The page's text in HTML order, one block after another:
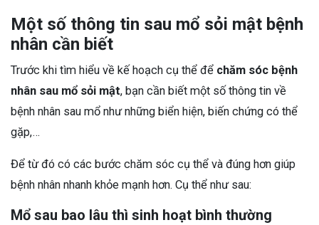
Một số thông tin sau mổ sỏi mật bệnh
nhân cần biết
Trước khi tìm hiểu về kế hoạch cụ thể để chăm sóc bệnh
nhân sau mổ sỏi mật, bạn cần biết một số thông tin về
bệnh nhân sau mổ như những biển hiện, biến chứng có thể
gặp,…
Để từ đó có các bước chăm sóc cụ thể và đúng hơn giúp
bệnh nhân nhanh khỏe mạnh hơn. Cụ thể như sau:
Mổ sau bao lâu thì sinh hoạt bình thường